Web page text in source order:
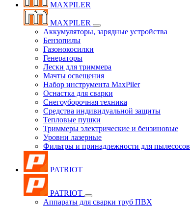
MAXPILER
MAXPILER
Аккумуляторы, зарядные устройства
Бензопилы
Газонокосилки
Генераторы
Лески для триммера
Мачты освещения
Набор инструмента MaxPiler
Оснастка для сварки
Снегоуборочная техника
Средства индивидуальной защиты
Тепловые пушки
Триммеры электрические и бензиновые
Уровни лазерные
Фильтры и принадлежности для пылесосов
PATRIOT
PATRIOT
Аппараты для сварки труб ПВХ